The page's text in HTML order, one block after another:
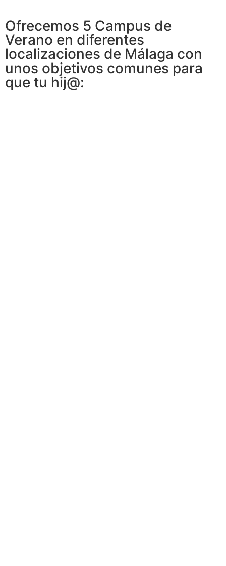
Ofrecemos 5 Campus de
Verano en diferentes
localizaciones de Málaga con
unos objetivos comunes para
que tu hij@: